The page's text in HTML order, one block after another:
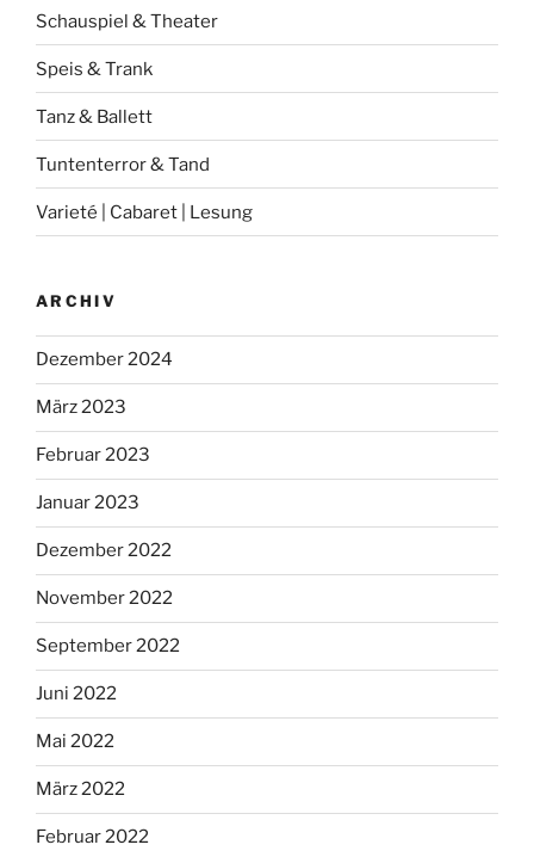
Schauspiel & Theater
Speis & Trank
Tanz & Ballett
Tuntenterror & Tand
Varieté | Cabaret | Lesung
ARCHIV
Dezember 2024
März 2023
Februar 2023
Januar 2023
Dezember 2022
November 2022
September 2022
Juni 2022
Mai 2022
März 2022
Februar 2022